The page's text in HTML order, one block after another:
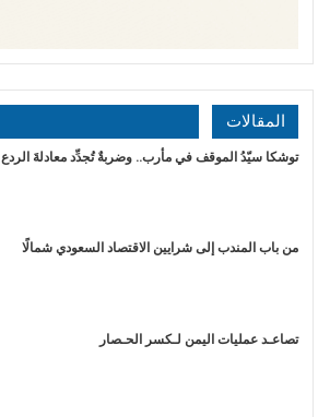
المقالات
توشكا سيّدُ الموقف في مأرب.. وضربةٌ تُجدِّد معادلةَ الردع
من باب المندب إلى شرايين الاقتصاد السعودي شمالًا
تصاعـد عمليات اليمن لـكسر الحـصار